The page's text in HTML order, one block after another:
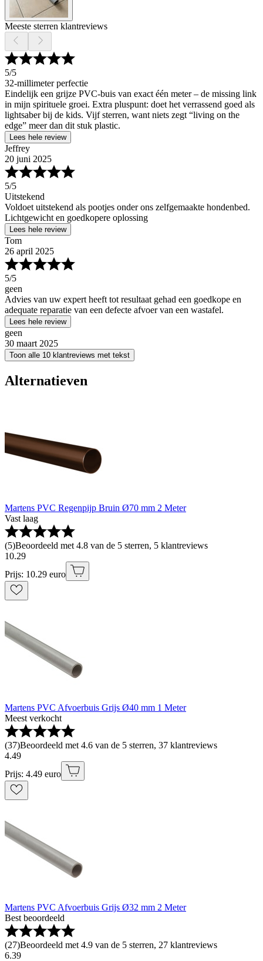
Meeste sterren klantreviews
5/5
32-millimeter perfectie
Eindelijk een grijze PVC-buis van exact één meter – de missing link
in mijn spirituele groei. Extra pluspunt: doet het verrassend goed als
lightsaber bij de kids. Vijf sterren, want niets zegt “living on the
edge” meer dan dit stuk plastic.
Lees hele review
Jeffrey
20 juni 2025
5/5
Uitstekend
Voldoet uitstekend als pootjes onder ons zelfgemaakte hondenbed.
Lichtgewicht en goedkopere oplossing
Lees hele review
Tom
26 april 2025
5/5
geen
Advies van uw expert heeft tot resultaat gehad een goedkope en
adequate reparatie van een defecte afvoer van een wastafel.
Lees hele review
geen
30 maart 2025
Toon alle 10 klantreviews met tekst
Alternatieven
Martens PVC Regenpijp Bruin Ø70 mm 2 Meter
Vast laag
(5)Beoordeeld met 4.8 van de 5 sterren, 5 klantreviews
10.29
Prijs: 10.29 euro
Martens PVC Afvoerbuis Grijs Ø40 mm 1 Meter
Meest verkocht
(37)Beoordeeld met 4.6 van de 5 sterren, 37 klantreviews
4.49
Prijs: 4.49 euro
Martens PVC Afvoerbuis Grijs Ø32 mm 2 Meter
Best beoordeeld
(27)Beoordeeld met 4.9 van de 5 sterren, 27 klantreviews
6.39